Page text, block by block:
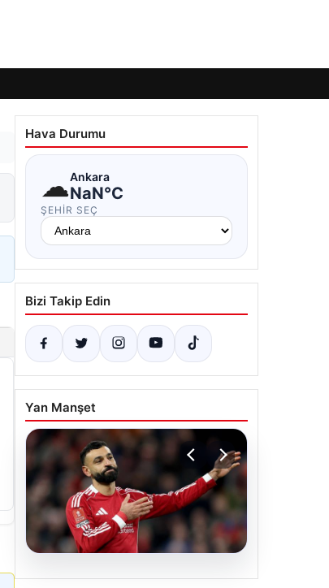
Hava Durumu
☁Ankara
NaN°C
ŞEHIR SEÇ
Bizi Takip Edin
Yan Manşet
05.08.2026